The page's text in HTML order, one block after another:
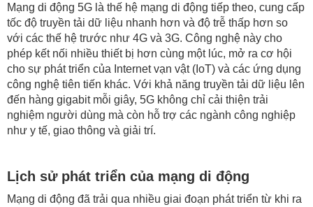
Mạng di động 5G là thế hệ mạng di động tiếp theo, cung cấp
tốc độ truyền tải dữ liệu nhanh hơn và độ trễ thấp hơn so
với các thế hệ trước như 4G và 3G. Công nghệ này cho
phép kết nối nhiều thiết bị hơn cùng một lúc, mở ra cơ hội
cho sự phát triển của Internet vạn vật (IoT) và các ứng dụng
công nghệ tiên tiến khác. Với khả năng truyền tải dữ liệu lên
đến hàng gigabit mỗi giây, 5G không chỉ cải thiện trải
nghiệm người dùng mà còn hỗ trợ các ngành công nghiệp
như y tế, giao thông và giải trí.
Lịch sử phát triển của mạng di động
Mạng di động đã trải qua nhiều giai đoạn phát triển từ khi ra